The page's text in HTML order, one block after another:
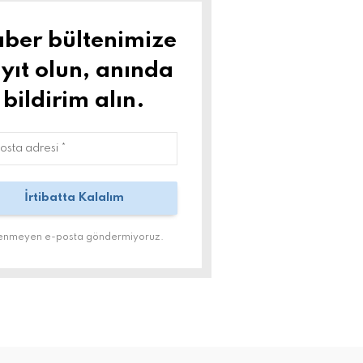
bültenimize
olun, anında
bildirim alın.
e-posta göndermiyoruz.